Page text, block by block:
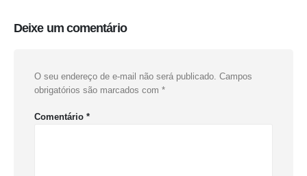
Deixe um comentário
O seu endereço de e-mail não será publicado. Campos
obrigatórios são marcados com *
Comentário *